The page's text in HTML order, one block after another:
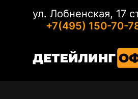
ул. Лобненская, 17
+7(495) 150-70-